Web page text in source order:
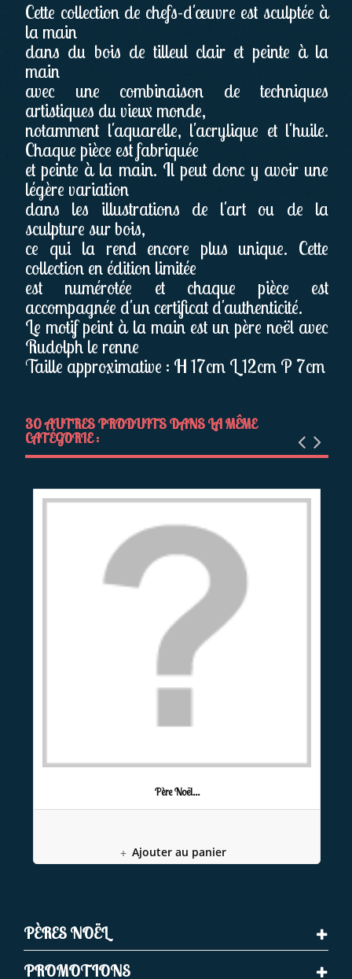
Cette collection de chefs-d'œuvre est sculptée à
la main
dans du bois de tilleul clair et peinte à la
main
avec une combinaison de techniques
artistiques du vieux monde,
notamment l'aquarelle, l'acrylique et l'huile.
Chaque pièce est fabriquée
et peinte à la main. Il peut donc y avoir une
légère variation
dans les illustrations de l'art ou de la
sculpture sur bois,
ce qui la rend encore plus unique. Cette
collection en édition limitée
est numérotée et chaque pièce est
accompagnée d'un certificat d'authenticité.
Le motif peint à la main est un père noël avec
Rudolph le renne
Taille approximative : H 17cm L 12cm P 7cm
30 AUTRES PRODUITS DANS LA MÊME
CATÉGORIE :
Père Noël...
Ajouter au panier
PÈRES NOËL
PROMOTIONS